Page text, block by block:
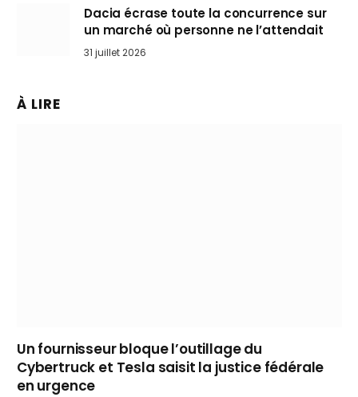
Dacia écrase toute la concurrence sur
un marché où personne ne l’attendait
31 juillet 2026
À LIRE
Un fournisseur bloque l’outillage du
Cybertruck et Tesla saisit la justice fédérale
en urgence